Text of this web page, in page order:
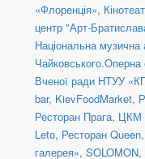
«Флоренція»,
центр "Арт-
Національна музична
Вченої ради НТУУ
bar, KievFoodMarket,
Ресторан Прага, ЦКМ
Leto, Ресторан Queen,
галерея», SOLOMON,